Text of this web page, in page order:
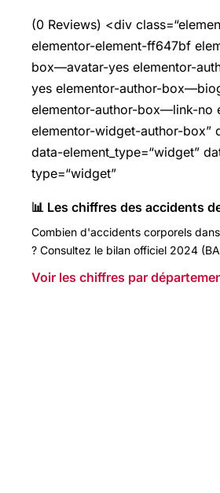
(0 Reviews) <div
elementor-element-ff647bf
box—avatar-yes elementor-
yes elementor-author-
elementor-author-box—link-no
elementor-widget-author-box”
data-element_type=“widget”
type=“widget”
📊 Les chiffres des accidents
Combien d'accidents corporels
? Consultez le bilan officiel 2024
Voir les chiffres par